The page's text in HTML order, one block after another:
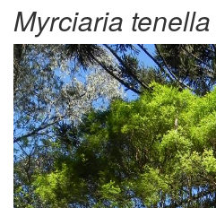
Myrciaria tenella